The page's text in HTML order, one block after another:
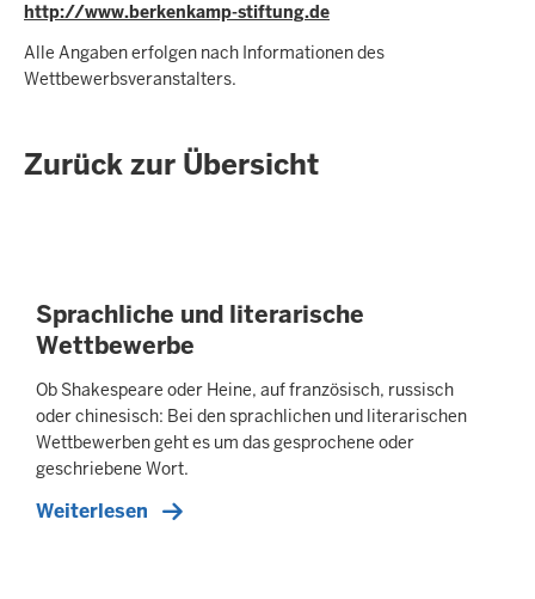
http://www.berkenkamp-stiftung.de
Alle Angaben erfolgen nach Informationen des
Wettbewerbsveranstalters.
Zurück zur Übersicht
Sprachliche und literarische
Wettbewerbe
Ob Shakespeare oder Heine, auf französisch, russisch
oder chinesisch: Bei den sprachlichen und literarischen
Wettbewerben geht es um das gesprochene oder
geschriebene Wort.
Weiterlesen